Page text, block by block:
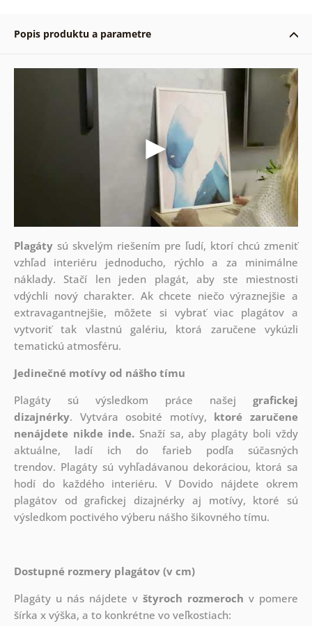
Popis produktu a parametre
Plagátysú skvelým riešením pre ľudí, ktorí chcú zmeniť
vzhľad interiéru jednoducho, rýchlo a za minimálne
náklady. Stačí len jeden plagát, aby ste miestnosti
vdýchli nový charakter. Ak chcete niečo výraznejšie a
extravagantnejšie, môžete si vybrať viac plagátov a
vytvoriť tak vlastnú galériu, ktorá zaručene vykúzli
tematickú atmosféru.
Jedinečné motívy od nášho tímu
Plagáty sú výsledkom práce našejgrafickej
dizajnérky. Vytvára osobité motívy, ktoré zaručene
nenájdete nikde inde.Snaží sa, aby plagáty boli vždy
aktuálne, ladí ich do farieb podľa súčasných
trendov. Plagáty sú vyhľadávanou dekoráciou, ktorá sa
hodí do každého interiéru. V Dovido nájdete okrem
plagátov od grafickej dizajnérky aj motívy, ktoré sú
výsledkom poctivého výberu nášho šikovného tímu.
Dostupné rozmery plagátov (v cm)
Plagáty u nás nájdete vštyroch rozmeroch v pomere
šírka x výška, a to konkrétne vo veľkostiach: